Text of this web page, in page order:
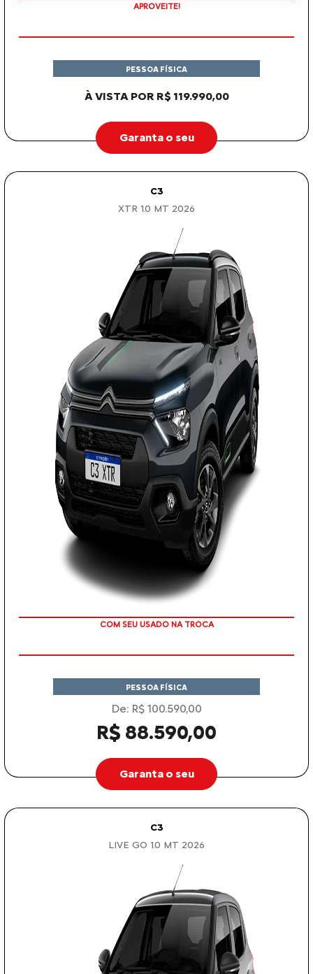
APROVEITE!
À VISTA POR R$ 119.990,00
PESSOA FÍSICA
Garanta o seu
C3
XTR 1.0 MT 2026
COM SEU USADO NA TROCA
PESSOA FÍSICA
De: R$ 100.590,00
R$ 88.590,00
Garanta o seu
C3
LIVE GO 1.0 MT 2026